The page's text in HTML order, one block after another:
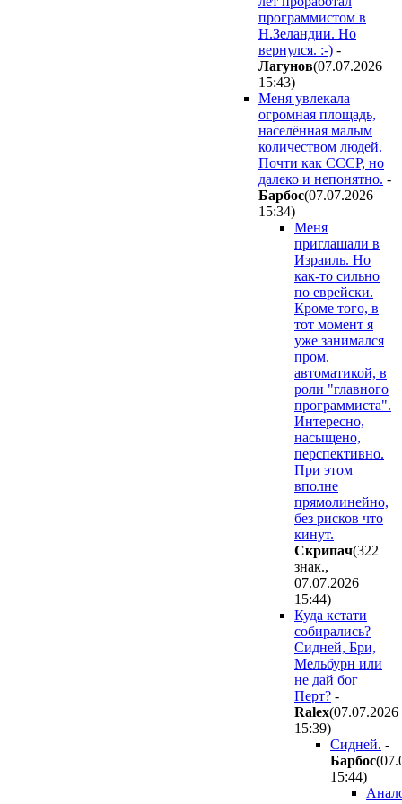
программистом в
Н.Зеландии. Но
вернулся. :-) -
Лaгyнoв(07.07.2026
15:43)
Меня увлекала
огромная площадь,
населённая малым
количеством людей.
Почти как СССР, но
далеко и непонятно. -
Бapбoc(07.07.2026
15:34)
Меня
приглашали в
Израиль. Но
как-то сильно
по еврейски.
Кроме того, в
тот момент я
уже занимался
пром.
автоматикой, в
роли "главного
программиста".
Интересно,
насыщено,
перспективно.
При этом
вполне
прямолинейно,
без рисков что
кинут.
Cкpипaч(322
знак.,
07.07.2026
15:44)
Куда кстати
собирались?
Сидней, Бри,
Мельбурн или
не дай бог
Перт? -
Ralex(07.07.2026
15:39)
Сидней. -
Бapбoc
15:44)